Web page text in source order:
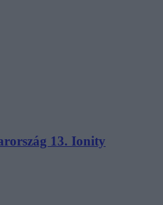
13. Ionity